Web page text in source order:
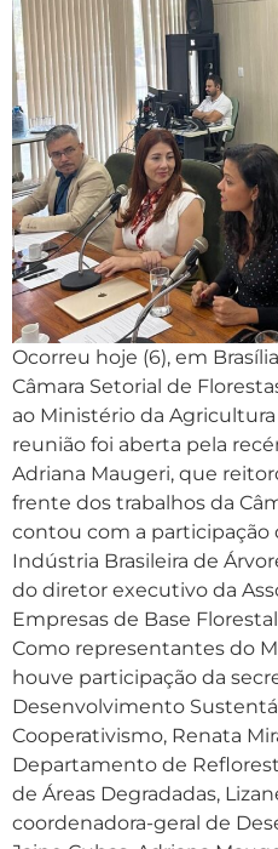
Ocorreu hoje (6), em
Câmara Setorial de
ao Ministério da Agricultura
reunião foi aberta pela
Adriana Maugeri, que
frente dos trabalhos da
contou com a participação
Indústria Brasileira de
do diretor executivo da
Empresas de Base
Como representantes do
houve participação da
Desenvolvimento
Cooperativismo, Renata
Departamento de
de Áreas Degradadas,
coordenadora-geral de